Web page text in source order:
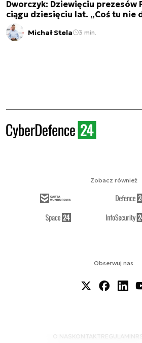
Dworczyk: Dziewięciu prezesów
ciągu dziesięciu lat. „Coś tu nie
Michał Stela 3 min.
Obserwuj nas
O NAS KONTAKTREGULAMIN
Zobacz również